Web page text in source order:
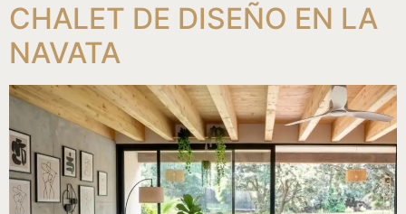
CHALET DE DISEÑO EN LA
NAVATA